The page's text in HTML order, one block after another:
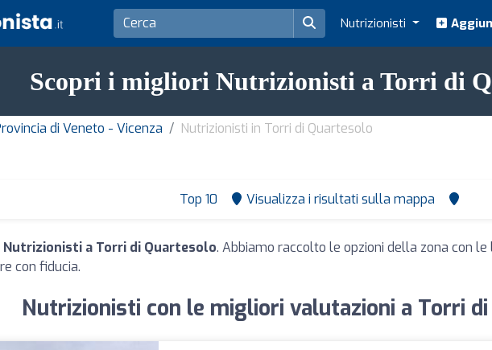
Nutrizionisti
Scopri i migliori Nutrizionisti a Torri di
di Veneto - Vicenza Nutrizionisti in Torri di Quartesolo
Top 10 Visualizza i risultati sulla mappa
Nutrizionisti a Torri di Quartesolo. Abbiamo raccolto le opzioni della zona con
con fiducia.
Nutrizionisti con le migliori valutazioni a Torri